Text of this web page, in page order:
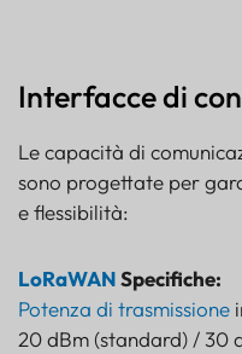
Interfacce di
Le capacità di
sono progettate per
e flessibilità:
LoRaWANSpecifiche:
Potenza di trasmissione
20 dBm (standard) / 30